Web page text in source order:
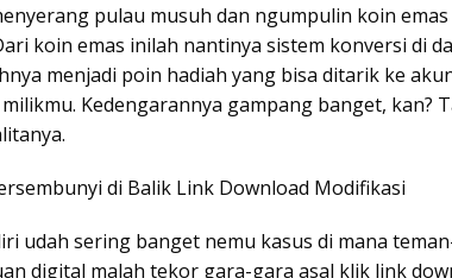
pulau musuh dan ngumpulin koin
koin emas inilah nantinya sistem konversi di
menjadi poin hadiah yang bisa ditarik ke
Kedengarannya gampang banget, kan?
di Balik Link Download Modifikasi
udah sering banget nemu kasus di mana
digital malah tekor gara-gara asal klik link